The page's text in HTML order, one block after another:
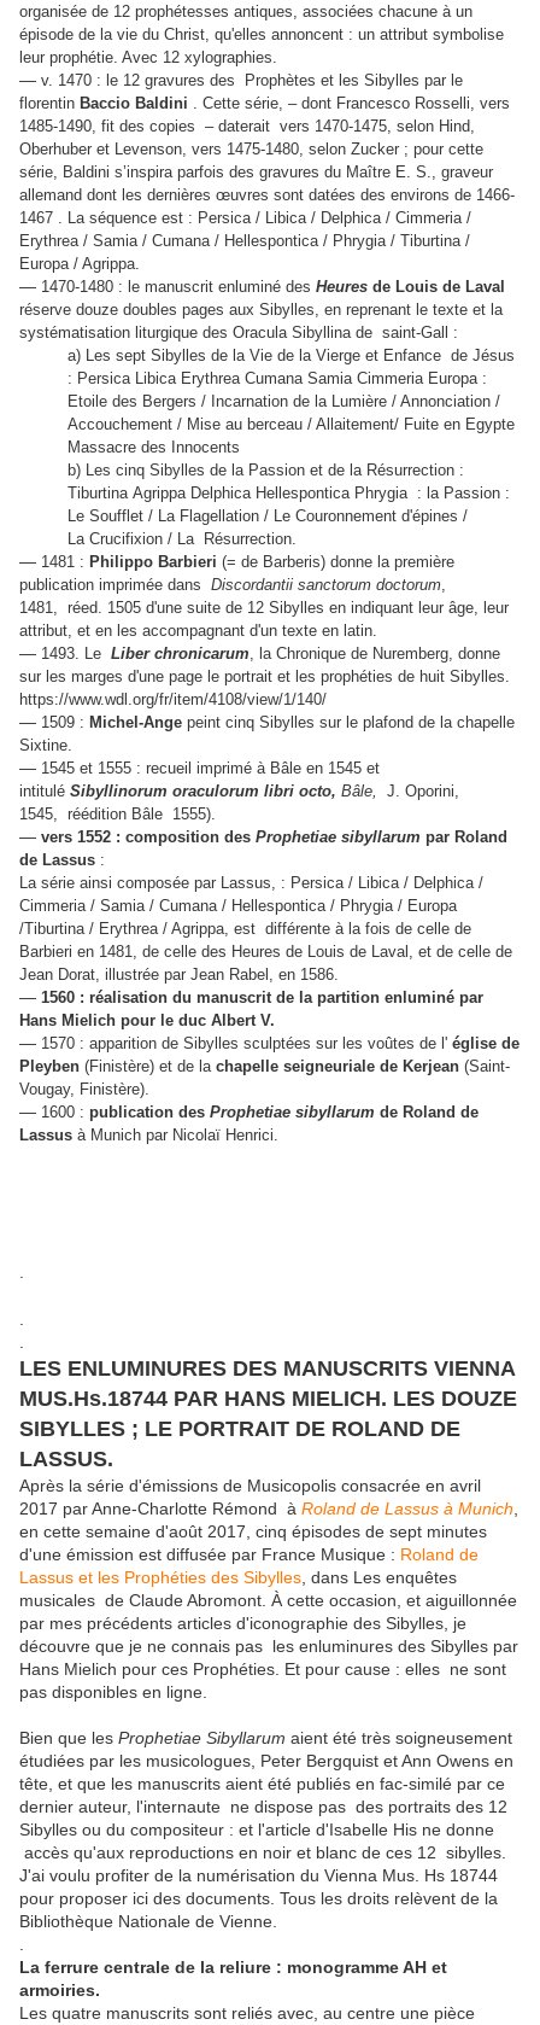
organisée de 12 prophétesses antiques, associées chacune à un
épisode de la vie du Christ, qu'elles annoncent : un attribut symbolise
leur prophétie. Avec 12 xylographies.
— v. 1470 : le 12 gravures des Prophètes et les Sibylles par le
florentin Baccio Baldini . Cette série, – dont Francesco Rosselli, vers
1485-1490, fit des copies – daterait vers 1470-1475, selon Hind,
Oberhuber et Levenson, vers 1475-1480, selon Zucker ; pour cette
série, Baldini s’inspira parfois des gravures du Maître E. S., graveur
allemand dont les dernières œuvres sont datées des environs de 1466-
1467 . La séquence est : Persica / Libica / Delphica / Cimmeria /
Erythrea / Samia / Cumana / Hellespontica / Phrygia / Tiburtina /
Europa / Agrippa.
— 1470-1480 : le manuscrit enluminé des Heures de Louis de Laval
réserve douze doubles pages aux Sibylles, en reprenant le texte et la
systématisation liturgique des Oracula Sibyllina de saint-Gall :
a) Les sept Sibylles de la Vie de la Vierge et Enfance de Jésus
: Persica Libica Erythrea Cumana Samia Cimmeria Europa :
Etoile des Bergers / Incarnation de la Lumière / Annonciation /
Accouchement / Mise au berceau / Allaitement/ Fuite en Egypte
Massacre des Innocents
b) Les cinq Sibylles de la Passion et de la Résurrection :
Tiburtina Agrippa Delphica Hellespontica Phrygia : la Passion :
Le Soufflet / La Flagellation / Le Couronnement d'épines /
La Crucifixion / La Résurrection.
— 1481 : Philippo Barbieri (= de Barberis) donne la première
publication imprimée dans Discordantii sanctorum doctorum,
1481, réed. 1505 d'une suite de 12 Sibylles en indiquant leur âge, leur
attribut, et en les accompagnant d'un texte en latin.
— 1493. Le Liber chronicarum, la Chronique de Nuremberg, donne
sur les marges d'une page le portrait et les prophéties de huit Sibylles.
https://www.wdl.org/fr/item/4108/view/1/140/
— 1509 : Michel-Ange peint cinq Sibylles sur le plafond de la chapelle
Sixtine.
— 1545 et 1555 : recueil imprimé à Bâle en 1545 et
intitulé Sibyllinorum oraculorum libri octo, Bâle,
J. Oporini,
1545, réédition Bâle 1555).
— vers 1552 : composition des Prophetiae sibyllarum par Roland
de Lassus :
La série ainsi composée par Lassus, : Persica / Libica / Delphica /
Cimmeria / Samia / Cumana / Hellespontica / Phrygia / Europa
/Tiburtina / Erythrea / Agrippa, est différente à la fois de celle de
Barbieri en 1481, de celle des Heures de Louis de Laval, et de celle de
Jean Dorat, illustrée par Jean Rabel, en 1586.
— 1560 : réalisation du manuscrit de la partition enluminé par
Hans Mielich pour le duc Albert V.
— 1570 : apparition de Sibylles sculptées sur les voûtes de l' église de
Pleyben (Finistère) et de la chapelle seigneuriale de Kerjean (Saint-
Vougay, Finistère).
— 1600 : publication des Prophetiae sibyllarum de Roland de
Lassus à Munich par Nicolaï Henrici.
LES ENLUMINURES DES MANUSCRITS VIENNA
MUS.Hs.18744 PAR HANS MIELICH. LES DOUZE
SIBYLLES ; LE PORTRAIT DE ROLAND DE
LASSUS.
Après la série d'émissions de Musicopolis consacrée en avril
2017 par Anne-Charlotte Rémond à Roland de Lassus à Munich
en cette semaine d'août 2017, cinq épisodes de sept minutes
d'une émission est diffusée par France Musique : Roland de
Lassus et les Prophéties des Sibylles , dans Les enquêtes
musicales de Claude Abromont. À cette occasion, et aiguillonnée
par mes précédents articles d'iconographie des Sibylles, je
découvre que je ne connais pas les enluminures des Sibylles par
Hans Mielich pour ces Prophéties. Et pour cause : elles ne sont
pas disponibles en ligne.
Bien que les Prophetiae Sibyllarum aient été très soigneusement
étudiées par les musicologues, Peter Bergquist et Ann Owens en
tête, et que les manuscrits aient été publiés en fac-similé par ce
dernier auteur, l'internaute ne dispose pas des portraits des 12
Sibylles ou du compositeur : et l'article d'Isabelle His ne donne
accès qu'aux reproductions en noir et blanc de ces 12 sibylles.
J'ai voulu profiter de la numérisation du Vienna Mus. Hs 18744
pour proposer ici des documents. Tous les droits relèvent de la
Bibliothèque Nationale de Vienne.
La ferrure centrale de la reliure : monogramme AH et
armoiries.
Les quatre manuscrits sont reliés avec, au centre une pièce